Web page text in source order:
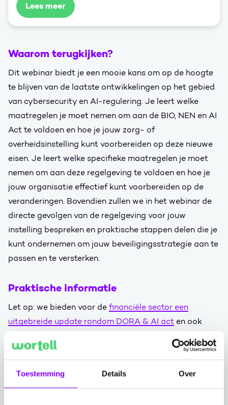
Toestemming Details Over
Lees meer
Waarom terugkijken?
Dit webinar biedt je een mooie kans om op de hoogte
te blijven van de laatste ontwikkelingen op het gebied
van cybersecurity en AI-regulering. Je leert welke
maatregelen je moet nemen om aan de BIO, NEN en AI
Act te voldoen en hoe je jouw zorg- of
overheidsinstelling kunt voorbereiden op deze nieuwe
eisen. Je leert welke specifieke maatregelen je moet
nemen om aan deze regelgeving te voldoen en hoe je
jouw organisatie effectief kunt voorbereiden op de
veranderingen. Bovendien zullen we in het webinar de
directe gevolgen van de regelgeving voor jouw
instelling bespreken en praktische stappen delen die je
kunt ondernemen om jouw beveiligingsstrategie aan te
passen en te versterken.
Praktische informatie
Let op: we bieden voor de financiële sector een
uitgebreide update rondom DORA & AI act en ook
AI act.
Voor wie:Dit webinar is specifiek ontworpen voor
professionals die verantwoordelijk zijn voor de